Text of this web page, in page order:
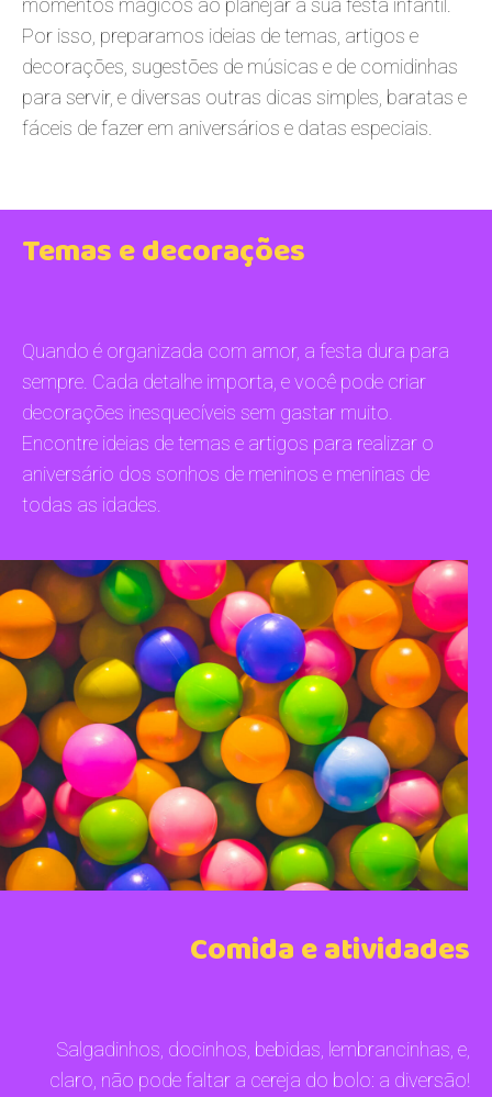
momentos mágicos ao planejar a sua festa infantil.
Por isso, preparamos ideias de temas, artigos e
decorações, sugestões de músicas e de comidinhas
para servir, e diversas outras dicas simples, baratas e
fáceis de fazer em aniversários e datas especiais.
Temas e decorações
Quando é organizada com amor, a festa dura para
sempre. Cada detalhe importa, e você pode criar
decorações inesquecíveis sem gastar muito.
Encontre ideias de temas e artigos para realizar o
aniversário dos sonhos de meninos e meninas de
todas as idades.
Comida e atividades
Salgadinhos, docinhos, bebidas, lembrancinhas, e,
claro, não pode faltar a cereja do bolo: a diversão!